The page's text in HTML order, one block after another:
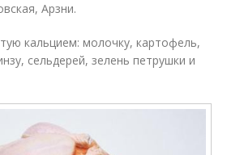
Арзни.
кальцием: молочку, картофель,
сельдерей, зелень петрушки и